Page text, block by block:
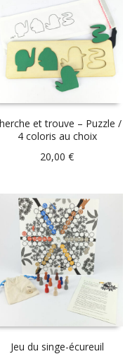
et trouve – Puzzle /
4 coloris au choix
20,00€
Jeu du singe-écureuil